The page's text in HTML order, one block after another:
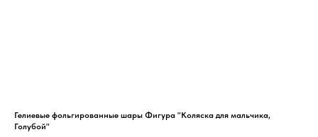
Гелиевые фольгированные шары Фигура "Коляска для мальчика,
Голубой"